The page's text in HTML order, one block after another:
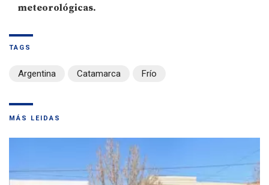
meteorológicas.
TAGS
Argentina Catamarca Frío
MÁS LEIDAS